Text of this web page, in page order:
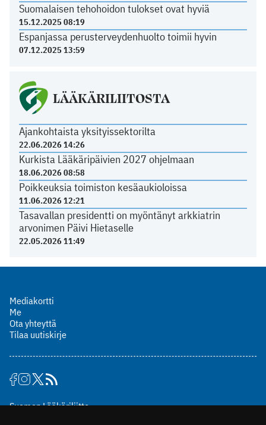
Suomalaisen tehohoidon tulokset ovat hyviä
15.12.2025 08:19
Espanjassa perusterveydenhuolto toimii hyvin
07.12.2025 13:59
LÄÄKÄRILIITOSTA
Ajankohtaista yksityissektorilta
22.06.2026 14:26
Kurkista Lääkäripäivien 2027 ohjelmaan
18.06.2026 08:58
Poikkeuksia toimiston kesäaukioloissa
11.06.2026 12:21
Tasavallan presidentti on myöntänyt arkkiatrin
arvonimen Päivi Hietaselle
22.05.2026 11:49
Mediakortti
Me
Ota yhteyttä
Tilaa uutiskirje
Suomen Lääkäriliitto